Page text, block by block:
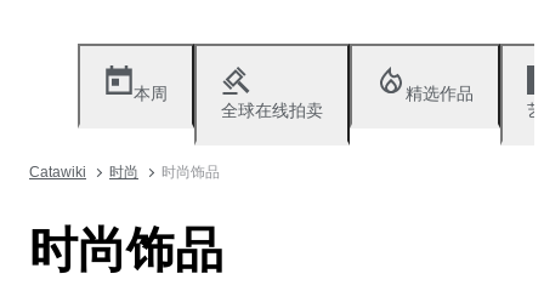
本周
全球在线拍卖
精选作品
Catawiki 时尚 时尚饰品
时尚饰品